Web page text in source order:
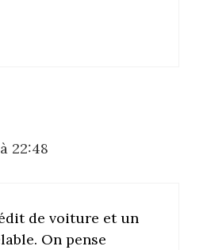
22:48
de voiture et un
On pense